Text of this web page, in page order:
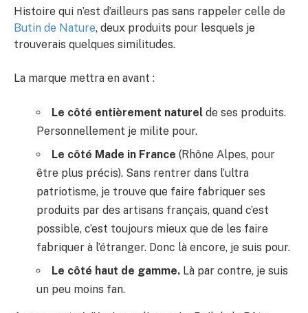
Histoire qui n’est d’ailleurs pas sans rappeler celle de
Butin de Nature, deux produits pour lesquels je
trouverais quelques similitudes.
La marque mettra en avant :
Le côté entièrement naturelde ses produits.
Personnellement je milite pour.
Le côté Made in France (Rhône Alpes, pour
être plus précis). Sans rentrer dans l’ultra
patriotisme, je trouve que faire fabriquer ses
produits par des artisans français, quand c’est
possible, c’est toujours mieux que de les faire
fabriquer à l’étranger. Donc là encore, je suis pour.
Le côté haut de gamme.Là par contre, je suis
un peu moins fan.